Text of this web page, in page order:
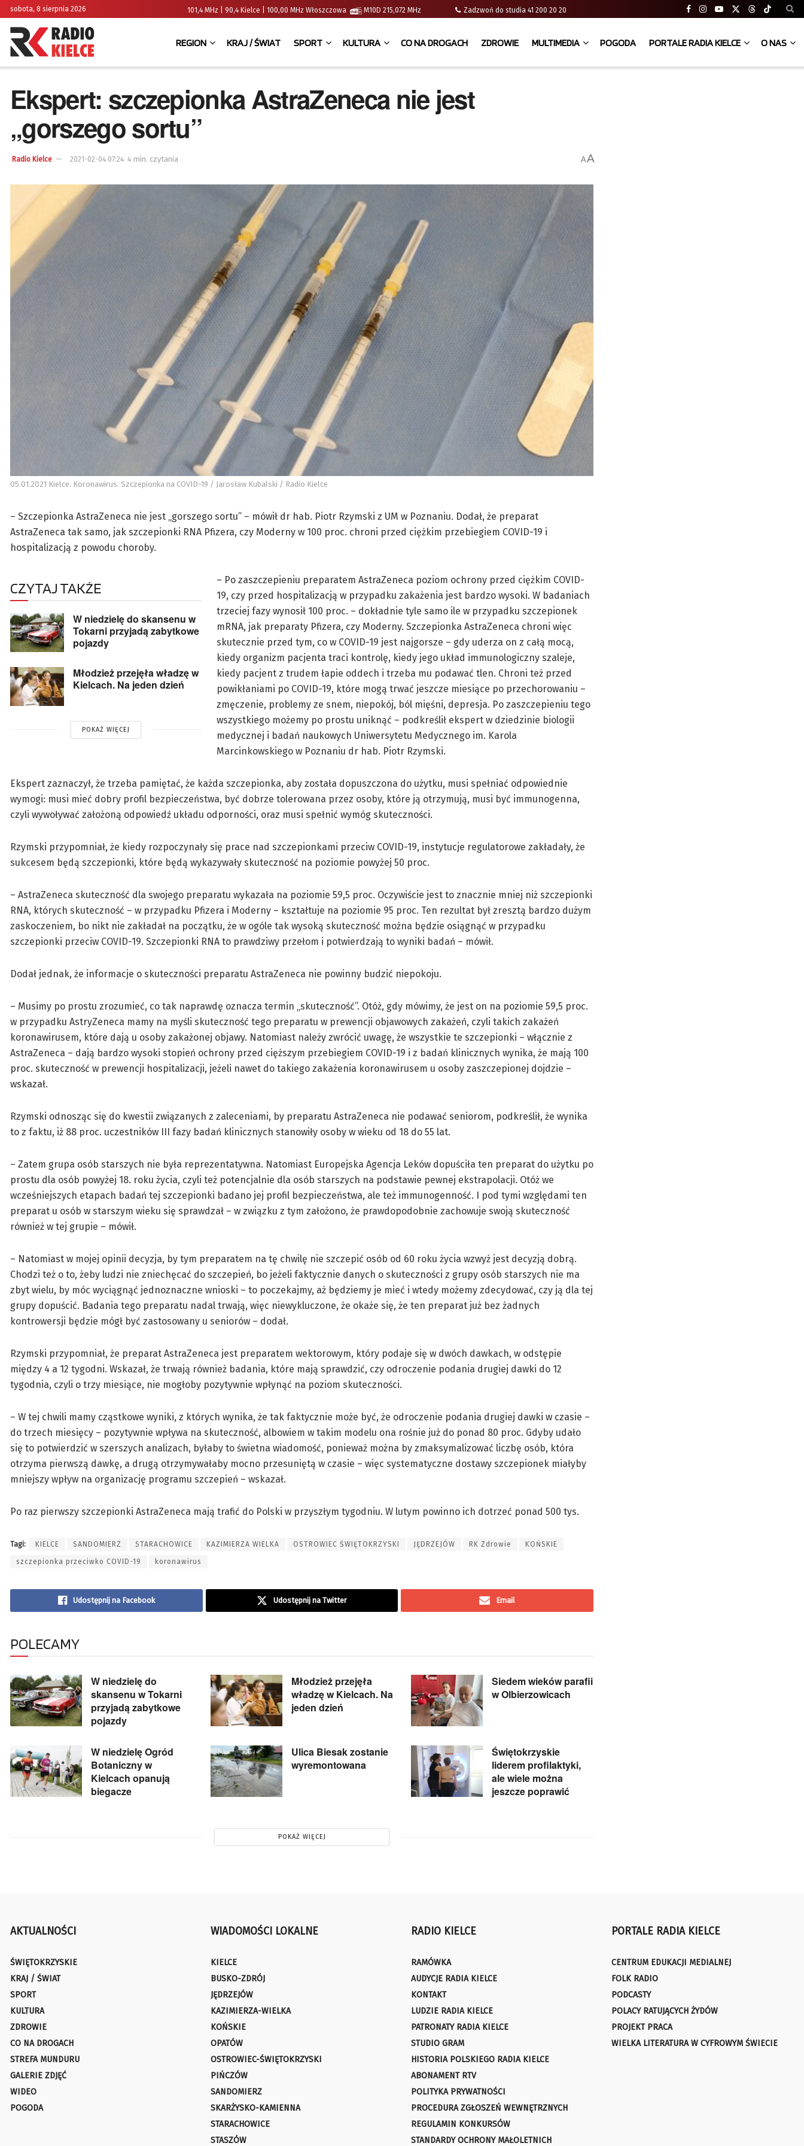
sobota, 8 sierpnia 2026 101,4 MHz | 90,4 Kielce | 100,00 MHz Włoszczowa M10D 215,072 MHz Zadzwoń do studia 41 200 20 20
REGION KRAJ / ŚWIAT SPORT KULTURA CO NA DROGACH ZDROWIE MULTIMEDIA POGODA PORTALE RADIA KIELCE O NAS
Ekspert: szczepionka AstraZeneca nie jest
„gorszego sortu”
Radio Kielce 2021-02-04 07:24 4 min. czytania AA
05.01.2021 Kielce. Koronawirus. Szczepionka na COVID-19 / Jarosław Kubalski / Radio Kielce
– Szczepionka AstraZeneca nie jest „gorszego sortu” – mówił dr hab. Piotr Rzymski z UM w Poznaniu. Dodał, że preparat
AstraZeneca tak samo, jak szczepionki RNA Pfizera, czy Moderny w 100 proc. chroni przed ciężkim przebiegiem COVID-19 i
hospitalizacją z powodu choroby.
CZYTAJ TAKŻE
W niedzielę do skansenu w
Tokarni przyjadą zabytkowe
pojazdy
Młodzież przejęła władzę w
Kielcach. Na jeden dzień
POKAŻ WIĘCEJ
– Po zaszczepieniu preparatem AstraZeneca poziom ochrony przed ciężkim COVID-
19, czy przed hospitalizacją w przypadku zakażenia jest bardzo wysoki. W badaniach
trzeciej fazy wynosił 100 proc. – dokładnie tyle samo ile w przypadku szczepionek
mRNA, jak preparaty Pfizera, czy Moderny. Szczepionka AstraZeneca chroni więc
skutecznie przed tym, co w COVID-19 jest najgorsze – gdy uderza on z całą mocą,
kiedy organizm pacjenta traci kontrolę, kiedy jego układ immunologiczny szaleje,
kiedy pacjent z trudem łapie oddech i trzeba mu podawać tlen. Chroni też przed
powikłaniami po COVID-19, które mogą trwać jeszcze miesiące po przechorowaniu –
zmęczenie, problemy ze snem, niepokój, ból mięśni, depresja. Po zaszczepieniu tego
wszystkiego możemy po prostu uniknąć – podkreślił ekspert w dziedzinie biologii
medycznej i badań naukowych Uniwersytetu Medycznego im. Karola
Marcinkowskiego w Poznaniu dr hab. Piotr Rzymski.
Ekspert zaznaczył, że trzeba pamiętać, że każda szczepionka, aby została dopuszczona do użytku, musi spełniać odpowiednie
wymogi: musi mieć dobry profil bezpieczeństwa, być dobrze tolerowana przez osoby, które ją otrzymują, musi być immunogenna,
czyli wywoływać założoną odpowiedź układu odporności, oraz musi spełnić wymóg skuteczności.
Rzymski przypomniał, że kiedy rozpoczynały się prace nad szczepionkami przeciw COVID-19, instytucje regulatorowe zakładały, że
sukcesem będą szczepionki, które będą wykazywały skuteczność na poziomie powyżej 50 proc.
– AstraZeneca skuteczność dla swojego preparatu wykazała na poziomie 59,5 proc. Oczywiście jest to znacznie mniej niż szczepionki
RNA, których skuteczność – w przypadku Pfizera i Moderny – kształtuje na poziomie 95 proc. Ten rezultat był zresztą bardzo dużym
zaskoczeniem, bo nikt nie zakładał na początku, że w ogóle tak wysoką skuteczność można będzie osiągnąć w przypadku
szczepionki przeciw COVID-19. Szczepionki RNA to prawdziwy przełom i potwierdzają to wyniki badań – mówił.
Dodał jednak, że informacje o skuteczności preparatu AstraZeneca nie powinny budzić niepokoju.
– Musimy po prostu zrozumieć, co tak naprawdę oznacza termin „skuteczność”. Otóż, gdy mówimy, że jest on na poziomie 59,5 proc.
w przypadku AstryZeneca mamy na myśli skuteczność tego preparatu w prewencji objawowych zakażeń, czyli takich zakażeń
koronawirusem, które dają u osoby zakażonej objawy. Natomiast należy zwrócić uwagę, że wszystkie te szczepionki – włącznie z
AstraZeneca – dają bardzo wysoki stopień ochrony przed cięższym przebiegiem COVID-19 i z badań klinicznych wynika, że mają 100
proc. skuteczność w prewencji hospitalizacji, jeżeli nawet do takiego zakażenia koronawirusem u osoby zaszczepionej dojdzie –
wskazał.
Rzymski odnosząc się do kwestii związanych z zaleceniami, by preparatu AstraZeneca nie podawać seniorom, podkreślił, że wynika
to z faktu, iż 88 proc. uczestników III fazy badań klinicznych stanowiły osoby w wieku od 18 do 55 lat.
– Zatem grupa osób starszych nie była reprezentatywna. Natomiast Europejska Agencja Leków dopuściła ten preparat do użytku po
prostu dla osób powyżej 18. roku życia, czyli też potencjalnie dla osób starszych na podstawie pewnej ekstrapolacji. Otóż we
wcześniejszych etapach badań tej szczepionki badano jej profil bezpieczeństwa, ale też immunogenność. I pod tymi względami ten
preparat u osób w starszym wieku się sprawdzał – w związku z tym założono, że prawdopodobnie zachowuje swoją skuteczność
również w tej grupie – mówił.
– Natomiast w mojej opinii decyzja, by tym preparatem na tę chwilę nie szczepić osób od 60 roku życia wzwyż jest decyzją dobrą.
Chodzi też o to, żeby ludzi nie zniechęcać do szczepień, bo jeżeli faktycznie danych o skuteczności z grupy osób starszych nie ma
zbyt wielu, by móc wyciągnąć jednoznaczne wnioski – to poczekajmy, aż będziemy je mieć i wtedy możemy zdecydować, czy ją dla tej
grupy dopuścić. Badania tego preparatu nadal trwają, więc niewykluczone, że okaże się, że ten preparat już bez żadnych
kontrowersji będzie mógł być zastosowany u seniorów – dodał.
Rzymski przypomniał, że preparat AstraZeneca jest preparatem wektorowym, który podaje się w dwóch dawkach, w odstępie
między 4 a 12 tygodni. Wskazał, że trwają również badania, które mają sprawdzić, czy odroczenie podania drugiej dawki do 12
tygodnia, czyli o trzy miesiące, nie mogłoby pozytywnie wpłynąć na poziom skuteczności.
– W tej chwili mamy cząstkowe wyniki, z których wynika, że tak faktycznie może być, że odroczenie podania drugiej dawki w czasie –
do trzech miesięcy – pozytywnie wpływa na skuteczność, albowiem w takim modelu ona rośnie już do ponad 80 proc. Gdyby udało
się to potwierdzić w szerszych analizach, byłaby to świetna wiadomość, ponieważ można by zmaksymalizować liczbę osób, która
otrzyma pierwszą dawkę, a drugą otrzymywałaby mocno przesuniętą w czasie – więc systematyczne dostawy szczepionek miałyby
mniejszy wpływ na organizację programu szczepień – wskazał.
Po raz pierwszy szczepionki AstraZeneca mają trafić do Polski w przyszłym tygodniu. W lutym powinno ich dotrzeć ponad 500 tys.
Tagi: KIELCE SANDOMIERZ STARACHOWICE KAZIMIERZA WIELKA OSTROWIEC ŚWIĘTOKRZYSKI JĘDRZEJÓW RK Zdrowie KOŃSKIE
szczepionka przeciwko COVID-19 koronawirus
Udostępnij na Facebook Udostępnij na Twitter Email
POLECAMY
W niedzielę do
skansenu w Tokarni
przyjadą zabytkowe
pojazdy
Młodzież przejęła
władzę w Kielcach. Na
jeden dzień
Siedem wieków parafii
w Olbierzowicach
W niedzielę Ogród
Botaniczny w
Kielcach opanują
biegacze
Ulica Biesak zostanie
wyremontowana
Świętokrzyskie
liderem profilaktyki,
ale wiele można
jeszcze poprawić
POKAŻ WIĘCEJ
AKTUALNOŚCI
ŚWIĘTOKRZYSKIE
KRAJ / ŚWIAT
SPORT
KULTURA
ZDROWIE
CO NA DROGACH
STREFA MUNDURU
GALERIE ZDJĘĆ
WIDEO
POGODA
WIADOMOŚCI LOKALNE
KIELCE
BUSKO-ZDRÓJ
JĘDRZEJÓW
KAZIMIERZA-WIELKA
KOŃSKIE
OPATÓW
OSTROWIEC-ŚWIĘTOKRZYSKI
PIŃCZÓW
SANDOMIERZ
SKARŻYSKO-KAMIENNA
STARACHOWICE
STASZÓW
RADIO KIELCE
RAMÓWKA
AUDYCJE RADIA KIELCE
KONTAKT
LUDZIE RADIA KIELCE
PATRONATY RADIA KIELCE
STUDIO GRAM
HISTORIA POLSKIEGO RADIA KIELCE
ABONAMENT RTV
POLITYKA PRYWATNOŚCI
PROCEDURA ZGŁOSZEŃ WEWNĘTRZNYCH
REGULAMIN KONKURSÓW
STANDARDY OCHRONY MAŁOLETNICH
PORTALE RADIA KIELCE
CENTRUM EDUKACJI MEDIALNEJ
FOLK RADIO
PODCASTY
POLACY RATUJĄCYCH ŻYDÓW
PROJEKT PRACA
WIELKA LITERATURA W CYFROWYM ŚWIECIE